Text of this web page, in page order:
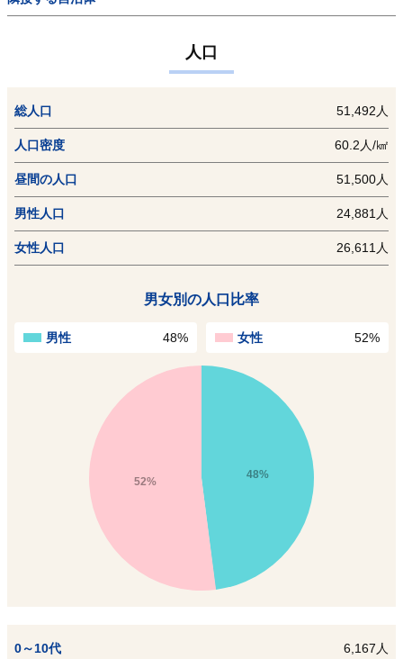
人口
総人口 51,492人
人口密度 60.2人/㎢
昼間の人口 51,500人
男性人口 24,881人
女性人口 26,611人
男女別の人口比率
男性 48% 女性 52%
48%
52%
0～10代 6,167人